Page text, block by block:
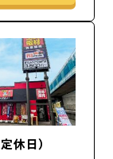
休日）